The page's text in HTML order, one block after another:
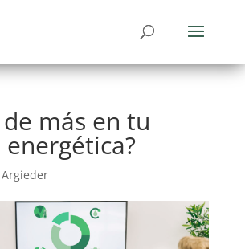
de más en tu
Argieder